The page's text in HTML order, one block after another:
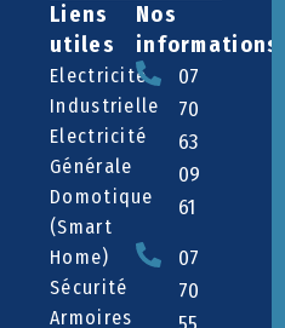
Liens
utiles
Electricité
Industrielle
Electricité
Générale
Domotique
(smart
Home)
Sécurité
Armoires
Nos
informations
07
70
63
09
61
07
70